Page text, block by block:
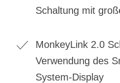
Schaltung mit
MonkeyLink 2.0
Verwendung des
System-Display